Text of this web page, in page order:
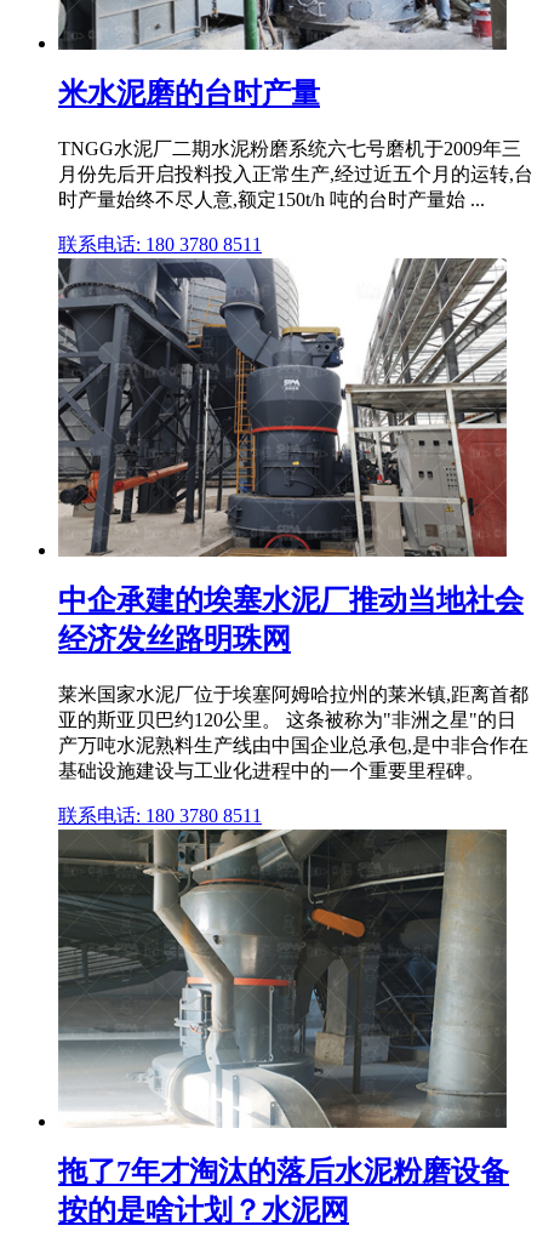
米水泥磨的台时产量
TNGG水泥厂二期水泥粉磨系统六七号磨机于2009年三
月份先后开启投料投入正常生产,经过近五个月的运转,台
时产量始终不尽人意,额定150t/h 吨的台时产量始 ...
联系电话: 180 3780 8511
中企承建的埃塞水泥厂推动当地社会
经济发丝路明珠网
莱米国家水泥厂位于埃塞阿姆哈拉州的莱米镇,距离首都
亚的斯亚贝巴约120公里。 这条被称为"非洲之星"的日
产万吨水泥熟料生产线由中国企业总承包,是中非合作在
基础设施建设与工业化进程中的一个重要里程碑。
联系电话: 180 3780 8511
拖了7年才淘汰的落后水泥粉磨设备
按的是啥计划？水泥网